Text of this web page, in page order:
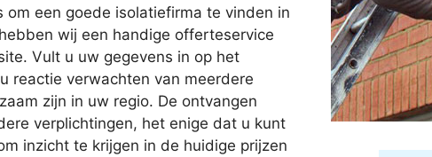
om een goede isolatiefirma te vinden in
wij een handige offerteservice
Vult u uw gegevens in op het
reactie verwachten van meerdere
zijn in uw regio. De ontvangen
verplichtingen, het enige dat u kunt
inzicht te krijgen in de huidige prijzen